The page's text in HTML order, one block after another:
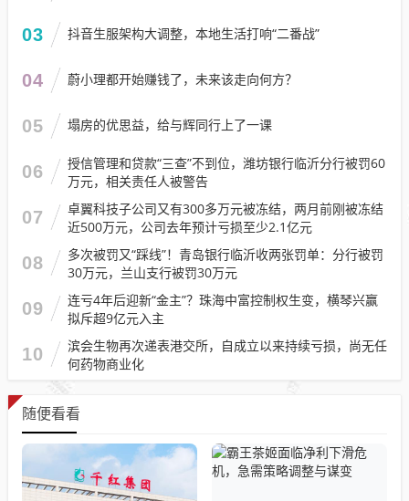
03 抖音生服架构大调整，本地生活打响“二番战”
04 蔚小理都开始赚钱了，未来该走向何方？
05 塌房的优思益，给与辉同行上了一课
06
授信管理和贷款“三查”不到位，潍坊银行临沂分行被罚60
万元，相关责任人被警告
07
卓翼科技子公司又有300多万元被冻结，两月前刚被冻结
近500万元，公司去年预计亏损至少2.1亿元
08
多次被罚又“踩线”！青岛银行临沂收两张罚单：分行被罚
30万元，兰山支行被罚30万元
09
连亏4年后迎新“金主”？珠海中富控制权生变，横琴兴赢
拟斥超9亿元入主
10
滨会生物再次递表港交所，自成立以来持续亏损，尚无任
何药物商业化
随便看看